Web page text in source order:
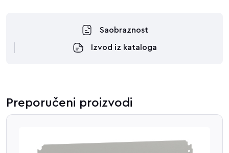
Saobraznost
Izvod iz kataloga
Preporučeni proizvodi